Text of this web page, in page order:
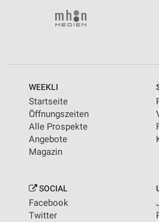
WEEKLI
Startseite
Öffnungszeiten
Alle Prospekte
Angebote
Magazin
SOCIAL
Facebook
Twitter